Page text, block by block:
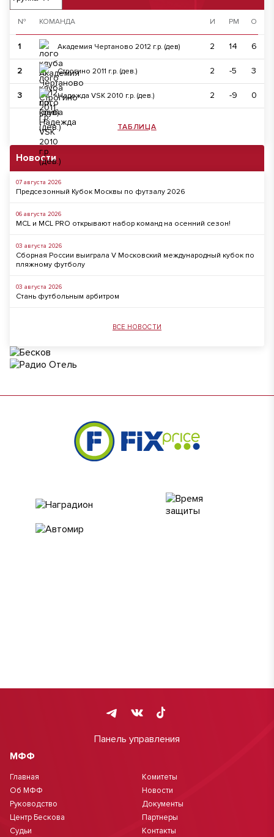
№ КОМАНДА И РМ О
1 Академия Чертаново 2012 г.р. (дев) 2 14 6
2 Строгино 2011 г.р. (дев.) 2 -5 3
3 Надежда VSK 2010 г.р. (дев.) 2 -9 0
ТАБЛИЦА
Новости
07 августа 2026
Предсезонный Кубок Москвы по футзалу 2026
06 августа 2026
MCL и MCL PRO открывают набор команд на осенний сезон!
03 августа 2026
Сборная России выиграла V Московский международный кубок по
пляжному футболу
03 августа 2026
Стань футбольным арбитром
ВСЕ НОВОСТИ
Панель управления
МФФ
Главная
Об МФФ
Руководство
Центр Бескова
Судьи
Комитеты
Новости
Документы
Партнеры
Контакты